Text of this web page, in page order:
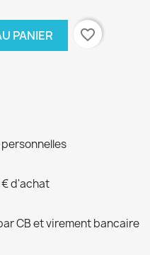
PANIER favorite_border
d'achat
CB et virement bancaire